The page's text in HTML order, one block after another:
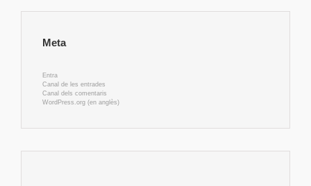
Meta
Entra
Canal de les entrades
Canal dels comentaris
WordPress.org (en anglès)